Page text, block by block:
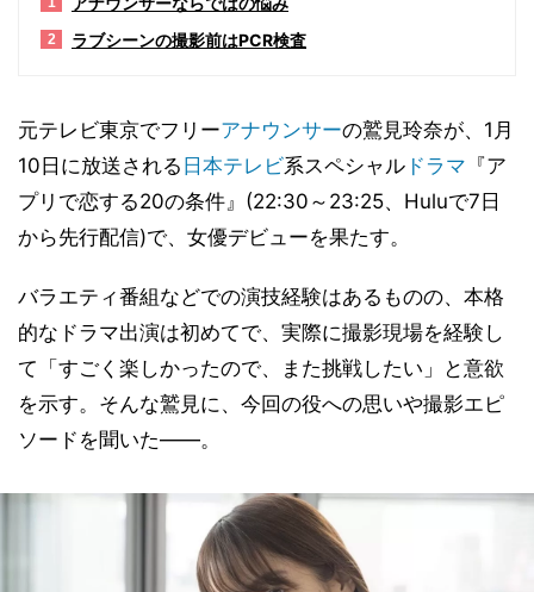
2 ラブシーンの撮影前はPCR検査
元テレビ東京でフリーアナウンサーの鷲見玲奈が、1月
10日に放送される 日本テレビ系スペシャル ドラマ 『ア
プリで恋する20の条件』(22:30～23:25、Huluで7日
から先行配信)で、女優デビューを果たす。
バラエティ番組などでの演技経験はあるものの、本格
的なドラマ出演は初めてで、実際に撮影現場を経験し
て「すごく楽しかったので、また挑戦したい」と意欲
を示す。そんな鷲見に、今回の役への思いや撮影エピ
ソードを聞いた――。